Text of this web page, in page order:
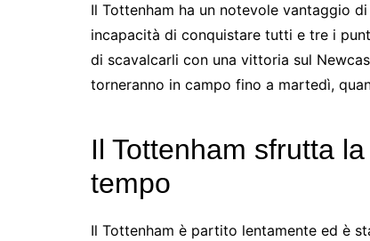
Il Tottenham ha un notevole vantaggio
incapacità di conquistare tutti e tre i
di scavalcarli con una vittoria sul
torneranno in campo fino a martedì,
Il Tottenham sfrutta
tempo
Il Tottenham è partito lentamente ed è